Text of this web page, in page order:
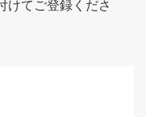
けてご登録くださ